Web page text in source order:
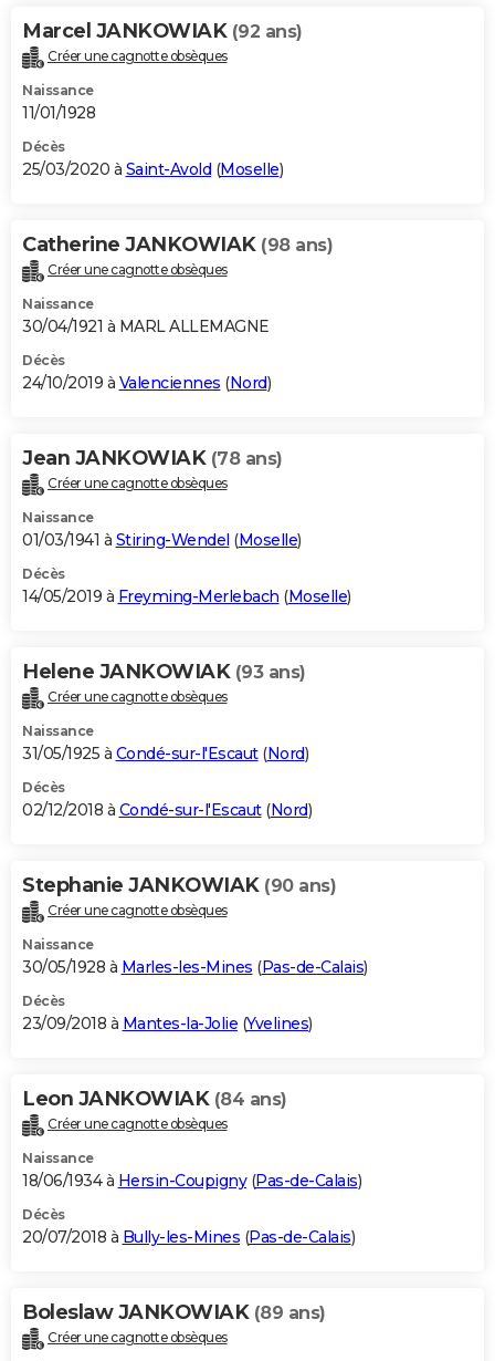
Marcel JANKOWIAK (92 ans)
Créer une cagnotte obsèques
Naissance
11/01/1928
Décès
25/03/2020 à Saint-Avold (Moselle)
Catherine JANKOWIAK (98 ans)
Créer une cagnotte obsèques
Naissance
30/04/1921 à MARL ALLEMAGNE
Décès
24/10/2019 à Valenciennes (Nord)
Jean JANKOWIAK (78 ans)
Créer une cagnotte obsèques
Naissance
01/03/1941 à Stiring-Wendel (Moselle)
Décès
14/05/2019 à Freyming-Merlebach (Moselle)
Helene JANKOWIAK (93 ans)
Créer une cagnotte obsèques
Naissance
31/05/1925 à Condé-sur-l'Escaut(Nord)
Décès
02/12/2018 à Condé-sur-l'Escaut(Nord)
Stephanie JANKOWIAK (90 ans)
Créer une cagnotte obsèques
Naissance
30/05/1928 à Marles-les-Mines (Pas-de-Calais)
Décès
23/09/2018 à Mantes-la-Jolie (Yvelines)
Leon JANKOWIAK (84 ans)
Créer une cagnotte obsèques
Naissance
18/06/1934 à Hersin-Coupigny(Pas-de-Calais)
Décès
20/07/2018 à Bully-les-Mines (Pas-de-Calais)
Boleslaw JANKOWIAK (89 ans)
Créer une cagnotte obsèques